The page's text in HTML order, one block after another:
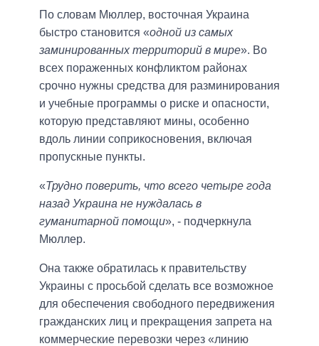
По словам Мюллер, восточная Украина
быстро становится «одной из самых
заминированных территорий в мире». Во
всех пораженных конфликтом районах
срочно нужны средства для разминирования
и учебные программы о риске и опасности,
которую представляют мины, особенно
вдоль линии соприкосновения, включая
пропускные пункты.
«Трудно поверить, что всего четыре года
назад Украина не нуждалась в
гуманитарной помощи», - подчеркнула
Мюллер.
Она также обратилась к правительству
Украины с просьбой сделать все возможное
для обеспечения свободного передвижения
гражданских лиц и прекращения запрета на
коммерческие перевозки через «линию